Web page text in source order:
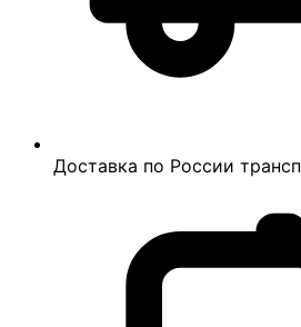
Доставка по России